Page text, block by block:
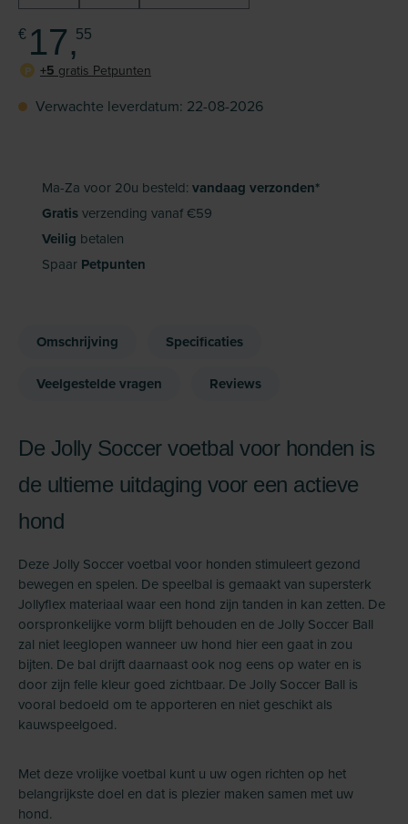
Verwachte leverdatum: 22-08-2026
€ 17,55
P +5 gratis Petpunten
Ma-Za voor 20u besteld: vandaag verzonden*
Gratisverzending vanaf €59
Veilig betalen
Spaar Petpunten
Omschrijving Specificaties
Veelgestelde vragen Reviews
De Jolly Soccer voetbal voor honden is
de ultieme uitdaging voor een actieve
hond
Deze Jolly Soccer voetbal voor honden stimuleert gezond
bewegen en spelen. De speelbal is gemaakt van supersterk
Jollyflex materiaal waar een hond zijn tanden in kan zetten. De
oorspronkelijke vorm blijft behouden en de Jolly Soccer Ball
zal niet leeglopen wanneer uw hond hier een gaat in zou
bijten. De bal drijft daarnaast ook nog eens op water en is
door zijn felle kleur goed zichtbaar. De Jolly Soccer Ball is
vooral bedoeld om te apporteren en niet geschikt als
kauwspeelgoed.
Met deze vrolijke voetbal kunt u uw ogen richten op het
belangrijkste doel en dat is plezier maken samen met uw
hond.